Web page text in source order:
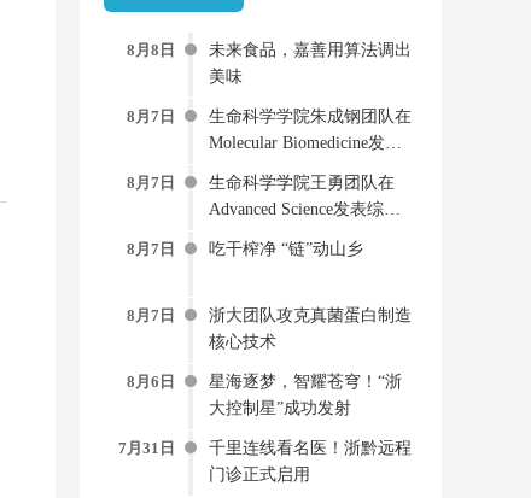
8月8日
未来食品，嘉善用算法调出
美味
8月7日
生命科学学院朱成钢团队在
Molecular Biomedicine发文
提出新型“受体-药物偶联
物”双重抗病毒策略
8月7日
生命科学学院王勇团队在
Advanced Science发表综述
AI-物理-实验“三位一体”的
蛋白质动态建模新范式
8月7日 吃干榨净 “链”动山乡
8月7日
浙大团队攻克真菌蛋白制造
核心技术
8月6日
星海逐梦，智耀苍穹！“浙
大控制星”成功发射
7月31日
千里连线看名医！浙黔远程
门诊正式启用